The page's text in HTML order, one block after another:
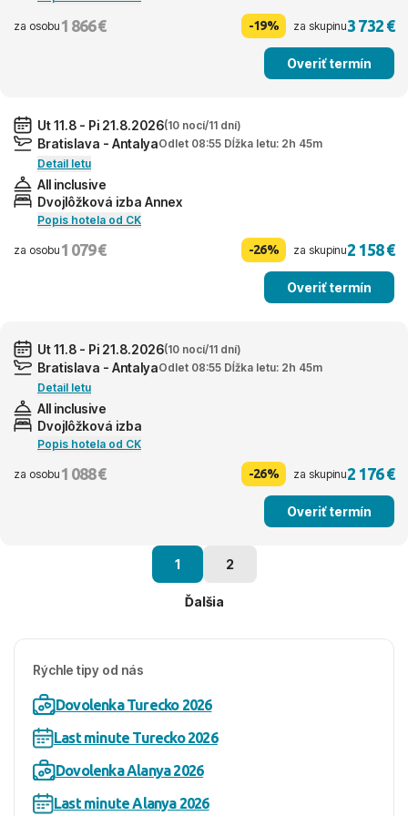
za osobu 1 866 € -19% za skupinu3 732 €
Overiť termín
Ut 11.8 - Pi 21.8.2026(10 nocí/11 dní)
Bratislava - AntalyaOdlet 08:55 Dĺžka letu: 2h 45m
Detail letu
All inclusive
Dvojlôžková izba Annex
Popis hotela od CK
za osobu 1 079 € -26% za skupinu2 158 €
Overiť termín
Ut 11.8 - Pi 21.8.2026(10 nocí/11 dní)
Bratislava - AntalyaOdlet 08:55 Dĺžka letu: 2h 45m
Detail letu
All inclusive
Dvojlôžková izba
Popis hotela od CK
za osobu 1 088 € -26% za skupinu2 176 €
Overiť termín
1 2
Ďalšia
Rýchle tipy od nás
Dovolenka Turecko 2026
Last minute Turecko 2026
Dovolenka Alanya 2026
Last minute Alanya 2026